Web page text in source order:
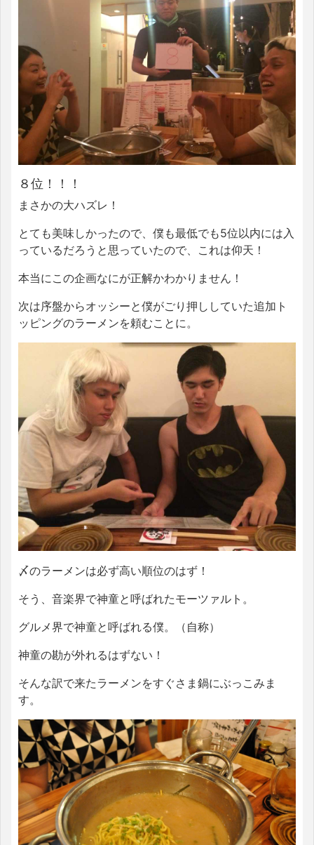
８位！！！
まさかの大ハズレ！
とても美味しかったので、僕も最低でも5位以内には入
っているだろうと思っていたので、これは仰天！
本当にこの企画なにが正解かわかりません！
次は序盤からオッシーと僕がごり押ししていた追加ト
ッピングのラーメンを頼むことに。
〆のラーメンは必ず高い順位のはず！
そう、音楽界で神童と呼ばれたモーツァルト。
グルメ界で神童と呼ばれる僕。（自称）
神童の勘が外れるはずない！
そんな訳で来たラーメンをすぐさま鍋にぶっこみま
す。